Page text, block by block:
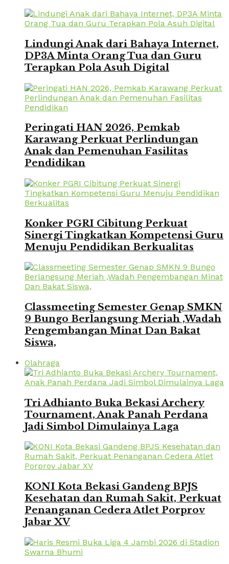
Lindungi Anak dari Bahaya Internet,
DP3A Minta Orang Tua dan Guru
Terapkan Pola Asuh Digital
Peringati HAN 2026, Pemkab
Karawang Perkuat Perlindungan
Anak dan Pemenuhan Fasilitas
Pendidikan
Konker PGRI Cibitung Perkuat
Sinergi Tingkatkan Kompetensi Guru
Menuju Pendidikan Berkualitas
Classmeeting Semester Genap SMKN
9 Bungo Berlangsung Meriah ,Wadah
Pengembangan Minat Dan Bakat
Siswa,
Olahraga
Tri Adhianto Buka Bekasi Archery
Tournament, Anak Panah Perdana
Jadi Simbol Dimulainya Laga
KONI Kota Bekasi Gandeng BPJS
Kesehatan dan Rumah Sakit, Perkuat
Penanganan Cedera Atlet Porprov
Jabar XV